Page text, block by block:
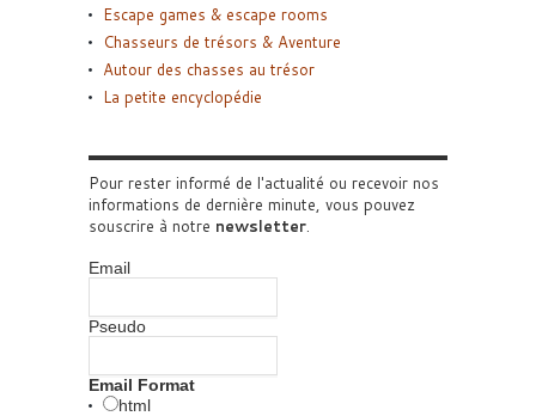
Escape games & escape rooms
Chasseurs de trésors & Aventure
Autour des chasses au trésor
La petite encyclopédie
Pour rester informé de l'actualité ou recevoir nos
informations de dernière minute, vous pouvez
souscrire à notre newsletter.
Email
Pseudo
Email Format
html